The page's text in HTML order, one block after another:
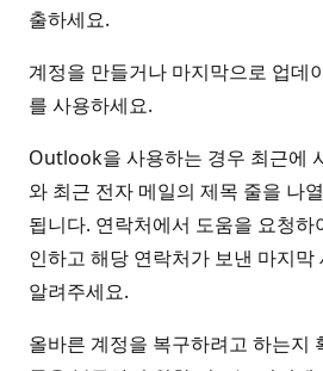
출하세요.
계정을 만들거나 마지막으로 업데
를 사용하세요.
Outlook을 사용하는 경우 최근에
와 최근 전자 메일의 제목 줄을 나
됩니다. 연락처에서 도움을 요청
인하고 해당 연락처가 보낸 마지막
알려주세요.
올바른 계정을 복구하려고 하는지